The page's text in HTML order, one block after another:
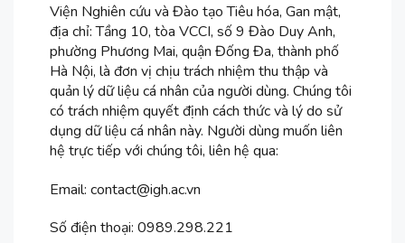
Viện Nghiên cứu và Đào tạo Tiêu hóa, Gan mật,
địa chỉ: Tầng 10, tòa VCCI, số 9 Đào Duy Anh,
phường Phương Mai, quận Đống Đa, thành phố
Hà Nội, là đơn vị chịu trách nhiệm thu thập và
quản lý dữ liệu cá nhân của người dùng. Chúng tôi
có trách nhiệm quyết định cách thức và lý do sử
dụng dữ liệu cá nhân này. Người dùng muốn liên
hệ trực tiếp với chúng tôi, liên hệ qua:
Email: contact@igh.ac.vn
Số điện thoại: 0989.298.221